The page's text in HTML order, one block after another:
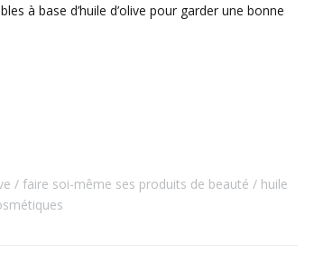
à base d’huile d’olive pour garder une bonne
faire soi-même ses produits de beauté
huile